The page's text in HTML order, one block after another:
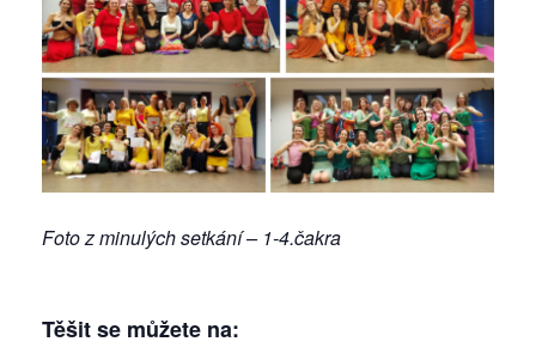
Foto z minulých setkání – 1-4.čakra
Těšit se můžete na: